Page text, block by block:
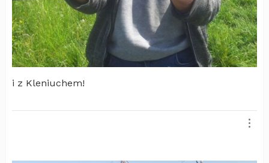
i z Kleniuchem!